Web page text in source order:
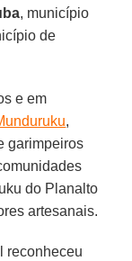
, município
de
e em
,
garimpeiros
do Planalto
artesanais.
reconheceu